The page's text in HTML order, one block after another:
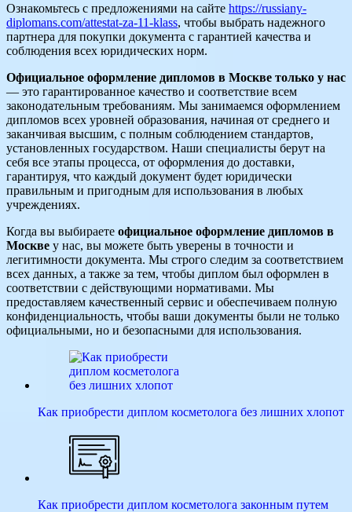
Ознакомьтесь с предложениями на сайте https://russiany-
diplomans.com/attestat-za-11-klass, чтобы выбрать надежного
партнера для покупки документа с гарантией качества и
соблюдения всех юридических норм.
Официальное оформление дипломов в Москве только у нас
— это гарантированное качество и соответствие всем
законодательным требованиям. Мы занимаемся оформлением
дипломов всех уровней образования, начиная от среднего и
заканчивая высшим, с полным соблюдением стандартов,
установленных государством. Наши специалисты берут на
себя все этапы процесса, от оформления до доставки,
гарантируя, что каждый документ будет юридически
правильным и пригодным для использования в любых
учреждениях.
Когда вы выбираете официальное оформление дипломов в
Москве у нас, вы можете быть уверены в точности и
легитимности документа. Мы строго следим за соответствием
всех данных, а также за тем, чтобы диплом был оформлен в
соответствии с действующими нормативами. Мы
предоставляем качественный сервис и обеспечиваем полную
конфиденциальность, чтобы ваши документы были не только
официальными, но и безопасными для использования.
Как приобрести диплом косметолога без лишних хлопот
Как приобрести диплом косметолога законным путем